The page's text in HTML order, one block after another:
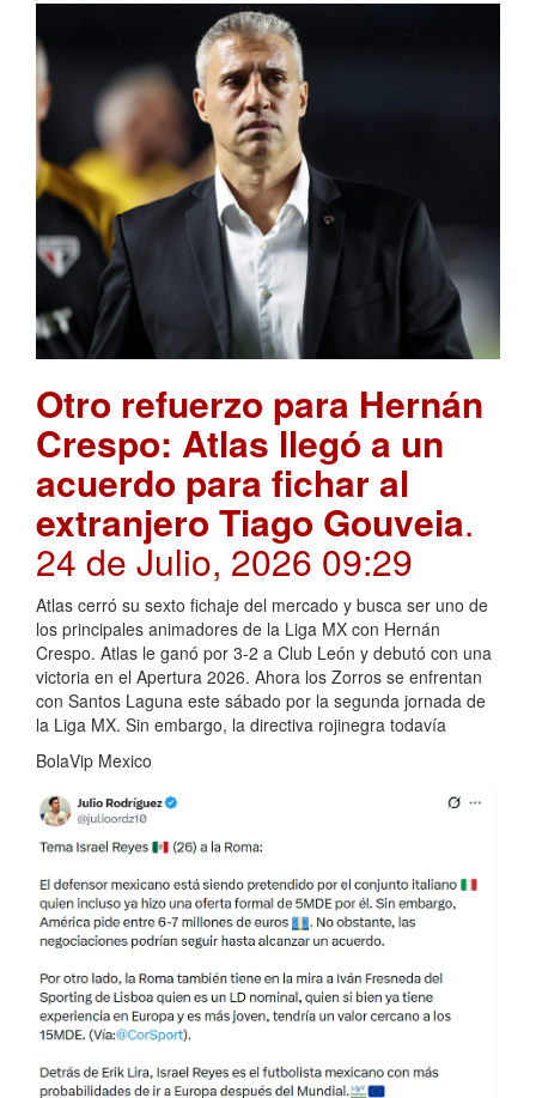
Otro refuerzo para Hernán
Crespo: Atlas llegó a un
acuerdo para fichar al
extranjero Tiago Gouveia.
24 de Julio, 2026 09:29
Atlas cerró su sexto fichaje del mercado y busca ser uno de
los principales animadores de la Liga MX con Hernán
Crespo. Atlas le ganó por 3-2 a Club León y debutó con una
victoria en el Apertura 2026. Ahora los Zorros se enfrentan
con Santos Laguna este sábado por la segunda jornada de
la Liga MX. Sin embargo, la directiva rojinegra todavía
BolaVip Mexico